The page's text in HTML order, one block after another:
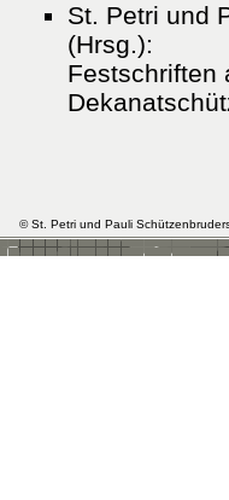
St. Petri und
(Hrsg.):
Festschriften
© St. Petri und Pauli